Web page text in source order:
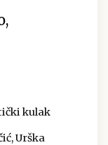
kulak
Urška